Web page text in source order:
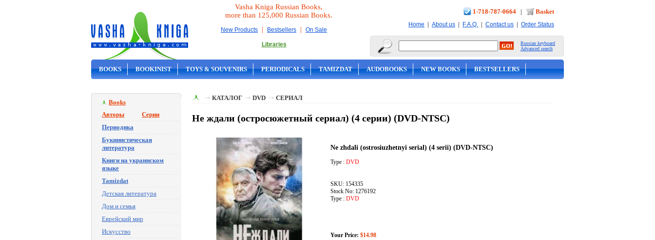
Vasha Kniga Russian Books,
more than 125,000 Russian Books.
New Products | Bestsellers | On Sale
Libraries
1-718-787-0664 | Basket
Home | About us | F.A.Q. | Contact us | Order Status
Russian keyboard
Advanced search
BOOKS BOOKINIST TOYS & SOUVENIRS PERIODICALS TAMIZDAT AUDOBOOKS NEW BOOKS BESTSELLERS
Books
Авторы
Серии
Периодика
Букинистическая
литература
Книги на украинском
языке
Tamizdat
Детская литература
Дом и семья
Еврейский мир
Искусство
КАТАЛОГ DVD СЕРИАЛ
Не ждали (остросюжетный сериал) (4 серии) (DVD-NTSC)
Ne zhdali (ostrosiuzhetnyi serial) (4 serii) (DVD-NTSC)
Type : DVD
SKU: 154335
Stock No: 1276192
Type : DVD
Your Price: $14.98